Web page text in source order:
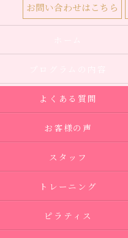
お問い合わせはこちら
よくある質問
お客様の声
スタッフ
トレーニング
ピラティス